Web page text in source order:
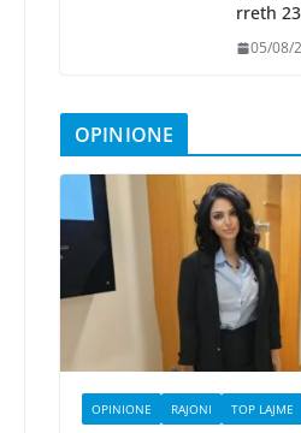
rreth
05/08/
OPINIONE
OPINIONE RAJONI TOP LAJME